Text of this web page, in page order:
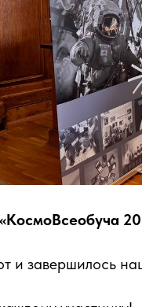
и завершилось